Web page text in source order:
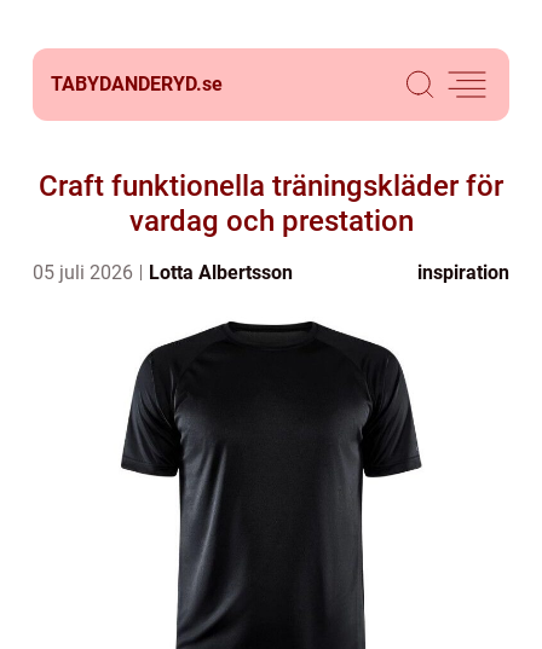
TABYDANDERYD.se
Craft funktionella träningskläder för
vardag och prestation
05 juli 2026 Lotta Albertsson inspiration